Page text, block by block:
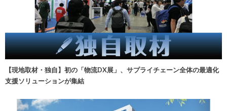
【現地取材・独自】初の「物流DX展」、サプライチェーン全体の最適化
支援ソリューションが集結